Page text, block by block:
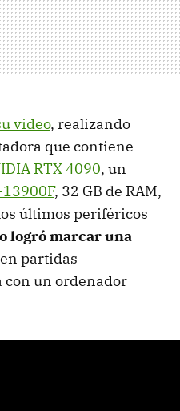
video, realizando
que contiene
RTX 4090, un
, 32 GB de RAM,
últimos periféricos
logró marcar una
en partidas
con un ordenador